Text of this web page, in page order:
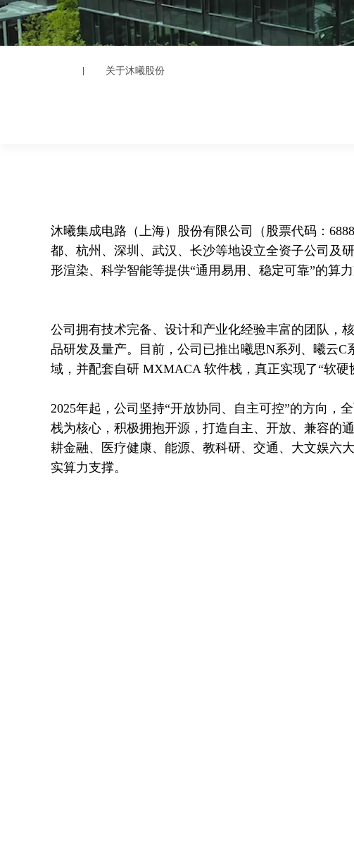
关于沐曦股份
沐曦集成电路（上海）股份有限公司（股票代码：
都、杭州、深圳、武汉、长沙等地设立全资子公司及
形渲染、科学智能等提供“通用易用、稳定可靠”的算
公司拥有技术完备、设计和产业化经验丰富的团队，
品研发及量产。目前，公司已推出曦思N系列、曦云
域，并配套自研 MXMACA 软件栈，真正实现了“软硬
2025年起，公司坚持“开放协同、自主可控”的方向
栈为核心，积极拥抱开源，打造自主、开放、兼容的
耕金融、医疗健康、能源、教科研、交通、大文娱六
实算力支撑。